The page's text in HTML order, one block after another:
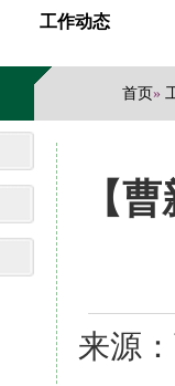
工作动态
首页»
【
来源